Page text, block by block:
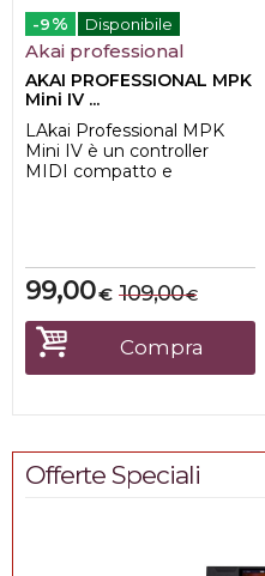
-9% Disponibile
Akai professional
AKAI PROFESSIONAL MPK
Mini IV ...
LAkai Professional MPK
Mini IV è un controller
MIDI compatto e
€
99,00 €
109,00
Compra
Offerte Speciali